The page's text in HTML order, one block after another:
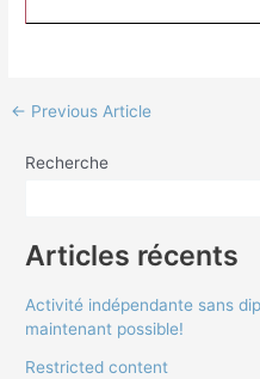
← Previous Article
Recherche
Articles récents
Activité indépendante sans
maintenant possible!
Restricted content